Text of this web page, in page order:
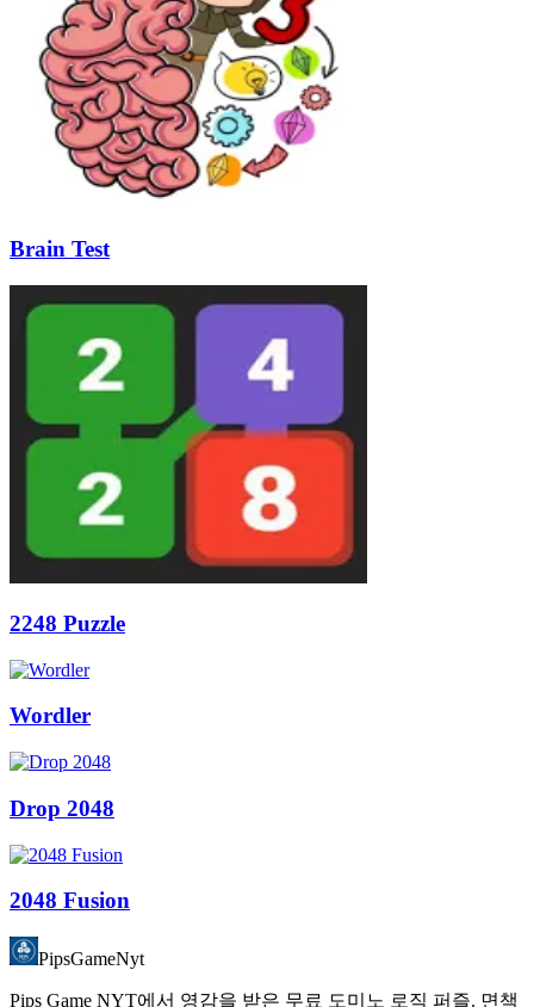
Brain Test
2248 Puzzle
Wordler
Drop 2048
2048 Fusion
PipsGameNyt
Pips Game NYT에서 영감을 받은 무료 도미노 로직 퍼즐. 면책